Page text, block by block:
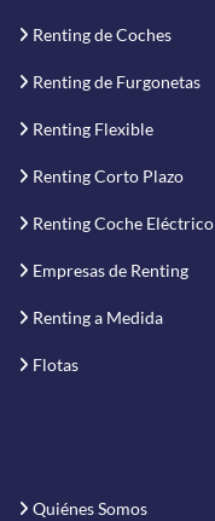
Renting de Coches
Renting de Furgonetas
Renting Flexible
Renting Corto Plazo
Renting Coche Eléctrico
Empresas de Renting
Renting a Medida
Flotas
Quiénes Somos